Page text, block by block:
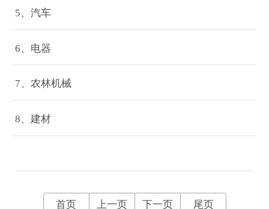
5、汽车
6、电器
7、农林机械
8、建材
首页 上一页 下一页 尾页